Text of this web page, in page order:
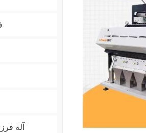
آلة